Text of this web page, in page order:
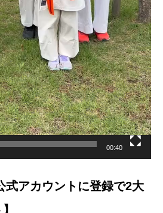
00:40
式アカウントに登録で2大